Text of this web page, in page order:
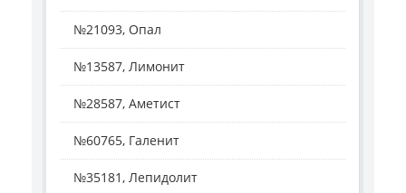
№21093, Опал
№13587, Лимонит
№28587, Аметист
№60765, Галенит
№35181, Лепидолит